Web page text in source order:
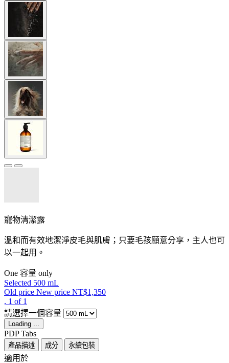
寵物清潔露
溫和而有效地潔淨皮毛與肌膚；只要毛孩願意分享，主人也可
以一起用。
One 容量 only
Selected 500 mL
Old price New price NT$1,350
, 1 of 1
請選擇一個容量
Loading ...
PDP Tabs
產品描述 成分 永續包裝
適用於 ​ ​